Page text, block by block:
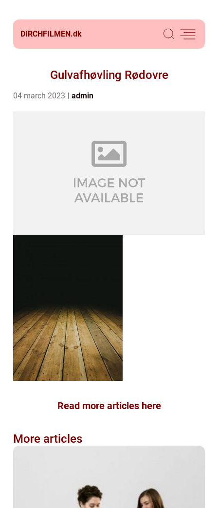
DIRCHFILMEN.dk
Gulvafhøvling Rødovre
04 march 2023 admin
Read more articles here
More articles